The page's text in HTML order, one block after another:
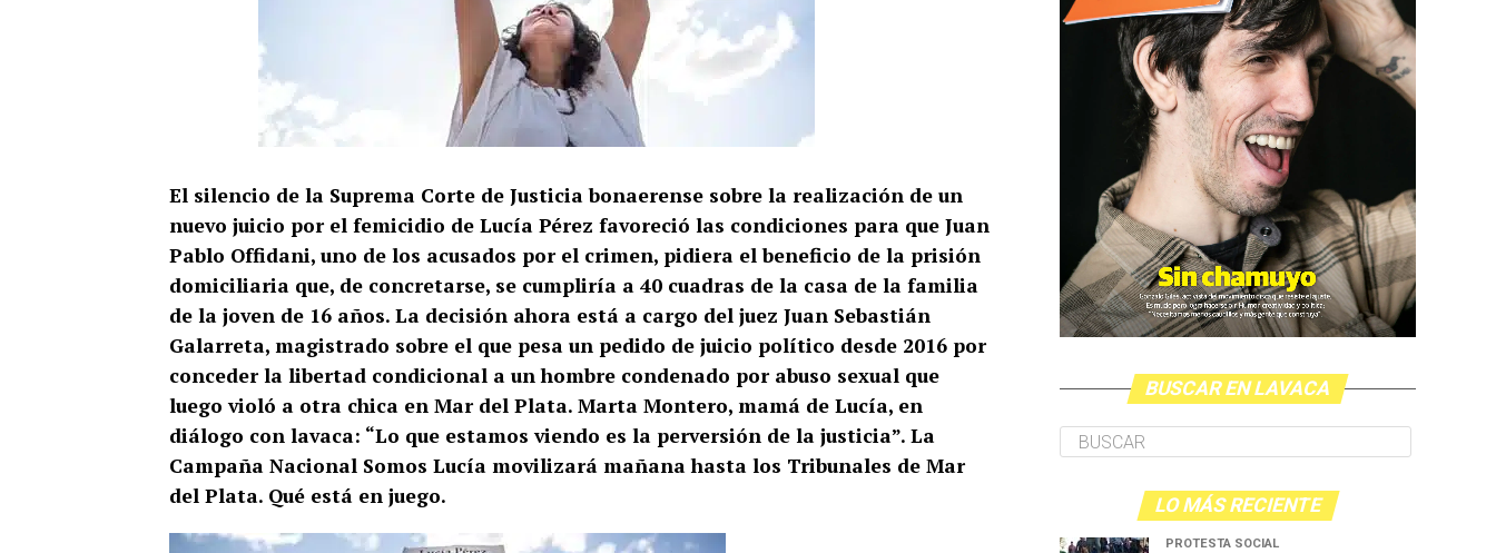
El silencio de la Suprema Corte de Justicia bonaerense sobre la realización de un
nuevo juicio por el femicidio de Lucía Pérez favoreció las condiciones para que Juan
Pablo Offidani, uno de los acusados por el crimen, pidiera el beneficio de la prisión
domiciliaria que, de concretarse, se cumpliría a 40 cuadras de la casa de la familia
de la joven de 16 años. La decisión ahora está a cargo del juez Juan Sebastián
Galarreta, magistrado sobre el que pesa un pedido de juicio político desde 2016 por
conceder la libertad condicional a un hombre condenado por abuso sexual que
luego violó a otra chica en Mar del Plata. Marta Montero, mamá de Lucía, en
diálogo con lavaca: “Lo que estamos viendo es la perversión de la justicia”. La
Campaña Nacional Somos Lucía movilizará mañana hasta los Tribunales de Mar
del Plata. Qué está en juego.
BUSCAR EN LAVACA
LO MÁS RECIENTE
PROTESTA SOCIAL